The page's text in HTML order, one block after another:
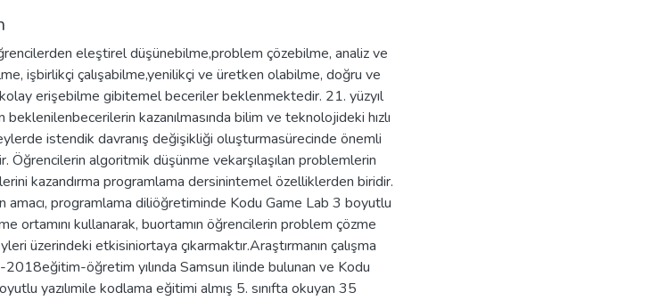
eleştirel düşünebilme,problem çözebilme, analiz ve
işbirlikçi çalışabilme,yenilikçi ve üretken olabilme, doğru ve
erişebilme gibitemel beceriler beklenmektedir. 21. yüzyıl
beklenilenbecerilerin kazanılmasında bilim ve teknolojideki hızlı
istendik davranış değişikliği oluşturmasürecinde önemli
Öğrencilerin algoritmik düşünme vekarşılaşılan problemlerin
kazandırma programlama dersinintemel özelliklerden biridir.
amacı, programlama diliöğretiminde Kodu Game Lab 3 boyutlu
ortamını kullanarak, buortamın öğrencilerin problem çözme
üzerindeki etkisiniortaya çıkarmaktır.Araştırmanın çalışma
öğretim yılında Samsun ilinde bulunan ve Kodu
yazılımile kodlama eğitimi almış 5. sınıfta okuyan 35